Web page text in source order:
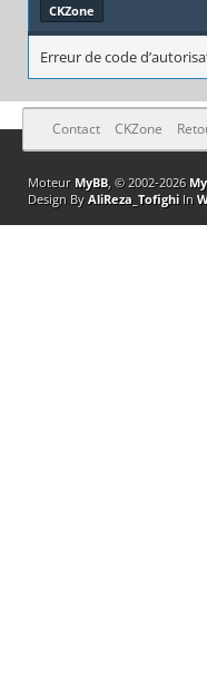
CKZone
Erreur de code
Contact CKZone
Moteur MyBB, © 2002-2026
Design By AliReza_TofighiIn